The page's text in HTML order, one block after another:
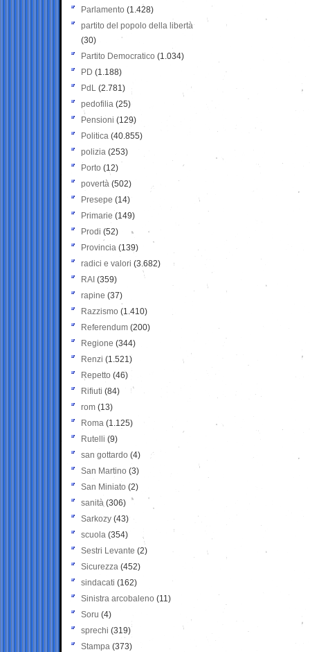
Parlamento (1.428)
partito del popolo della libertà
(30)
Partito Democratico (1.034)
PD (1.188)
PdL (2.781)
pedofilia (25)
Pensioni (129)
Politica (40.855)
polizia (253)
Porto (12)
povertà (502)
Presepe (14)
Primarie (149)
Prodi (52)
Provincia (139)
radici e valori (3.682)
RAI (359)
rapine (37)
Razzismo (1.410)
Referendum (200)
Regione (344)
Renzi (1.521)
Repetto (46)
Rifiuti (84)
rom (13)
Roma (1.125)
Rutelli (9)
san gottardo (4)
San Martino (3)
San Miniato (2)
sanità (306)
Sarkozy (43)
scuola (354)
Sestri Levante (2)
Sicurezza (452)
sindacati (162)
Sinistra arcobaleno (11)
Soru (4)
sprechi (319)
Stampa (373)